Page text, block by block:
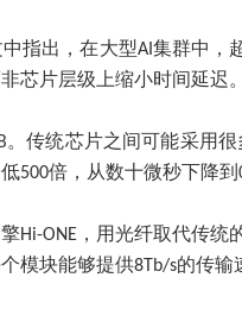
指出，在大型AI集群中，
芯片层级上缩小时间延迟。
。传统芯片之间可能采用
500倍，从数十微秒下降到
Hi-ONE，用光纤取代传
模块能够提供8Tb/s的传输